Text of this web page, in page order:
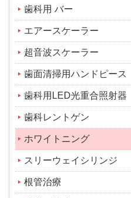
歯科用 バー
エアースケーラー
超音波スケーラー
歯面清掃用ハンドピース
歯科用LED光重合照射器
歯科レントゲン
ホワイトニング
スリーウェイシリンジ
根管治療